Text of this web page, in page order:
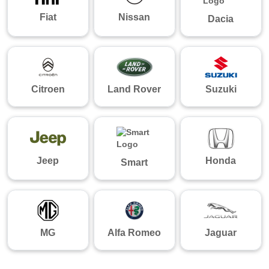
Fiat Nissan Dacia
Citroen Land Rover Suzuki
Jeep Smart Honda
MG Alfa Romeo Jaguar